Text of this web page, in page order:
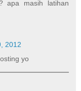
apa masih latihan
2012
yo